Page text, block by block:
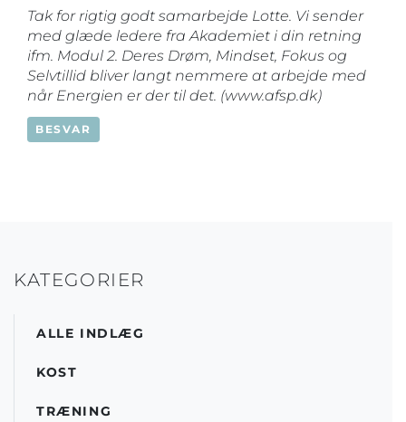
Tak for rigtig godt samarbejde Lotte. Vi sender
med glæde ledere fra Akademiet i din retning
ifm. Modul 2. Deres Drøm, Mindset, Fokus og
Selvtillid bliver langt nemmere at arbejde med
når Energien er der til det. (www.afsp.dk)
BESVAR
KATEGORIER
ALLE INDLÆG
KOST
TRÆNING